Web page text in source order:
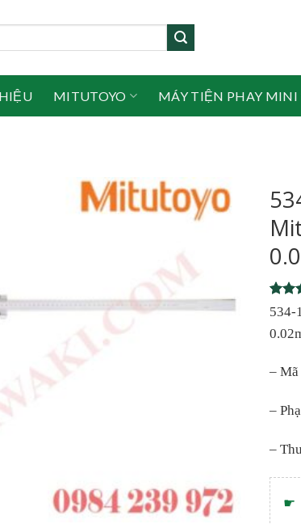
MITUTOYO MÁY TIỆN PHAY MINI
out
1
534-
– Mã
–
–
☛